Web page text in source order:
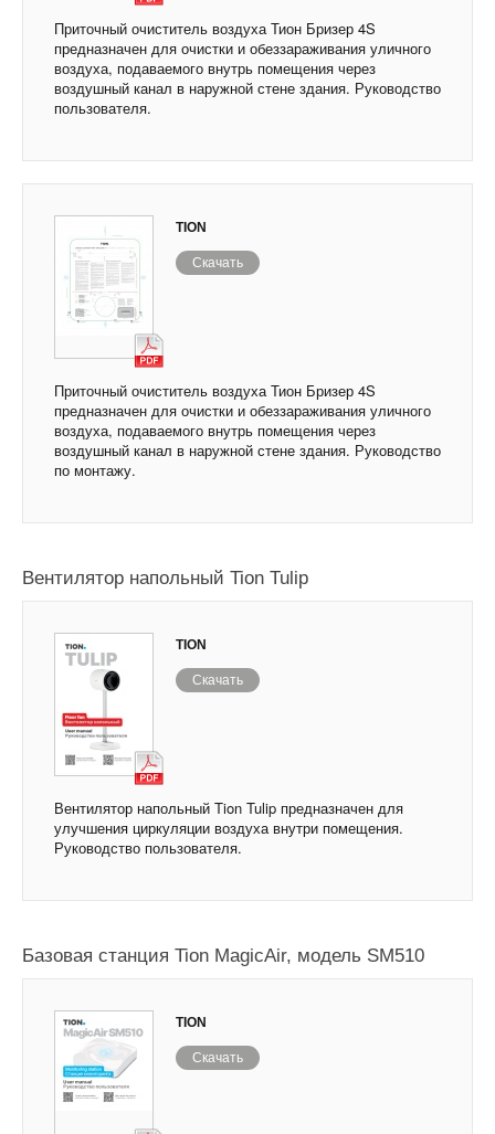
Приточный очиститель воздуха Тион Бризер 4S
предназначен для очистки и обеззараживания уличного
воздуха, подаваемого внутрь помещения через
воздушный канал в наружной стене здания. Руководство
пользователя.
TION
Скачать
Приточный очиститель воздуха Тион Бризер 4S
предназначен для очистки и обеззараживания уличного
воздуха, подаваемого внутрь помещения через
воздушный канал в наружной стене здания. Руководство
по монтажу.
Вентилятор напольный Tion Tulip
TION
Скачать
Вентилятор напольный Tion Tulip предназначен для
улучшения циркуляции воздуха внутри помещения.
Руководство пользователя.
Базовая станция Tion MagicAir, модель SM510
TION
Скачать